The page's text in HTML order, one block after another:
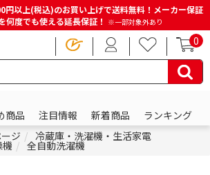
円以上(税込)のお買い上げで送料無料！メーカー保証
何度でも使える延長保証！ ※一部対象外あり
0
商品 注目情報 新着商品
ランキング
ジ 冷蔵庫・洗濯機・生活家電
全自動洗濯機